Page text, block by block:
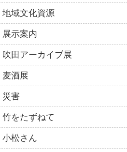
地域文化資源
展示案内
吹田アーカイブ展
麦酒展
災害
竹をたずねて
小松さん